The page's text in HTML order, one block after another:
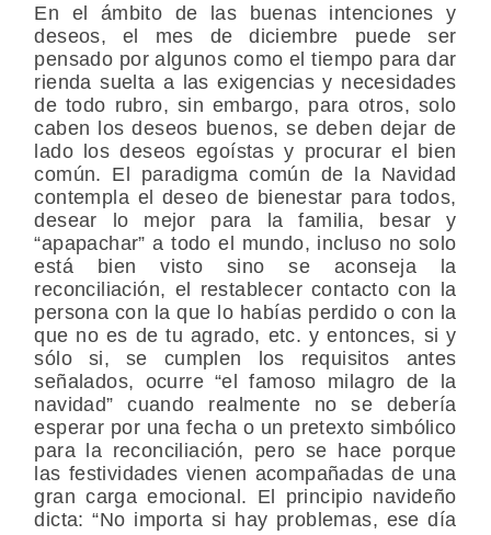
En el ámbito de las buenas intenciones y
deseos, el mes de diciembre puede ser
pensado por algunos como el tiempo para dar
rienda suelta a las exigencias y necesidades
de todo rubro, sin embargo, para otros, solo
caben los deseos buenos, se deben dejar de
lado los deseos egoístas y procurar el bien
común. El paradigma común de la Navidad
contempla el deseo de bienestar para todos,
desear lo mejor para la familia, besar y
“apapachar” a todo el mundo, incluso no solo
está bien visto sino se aconseja la
reconciliación, el restablecer contacto con la
persona con la que lo habías perdido o con la
que no es de tu agrado, etc. y entonces, si y
sólo si, se cumplen los requisitos antes
señalados, ocurre “el famoso milagro de la
navidad” cuando realmente no se debería
esperar por una fecha o un pretexto simbólico
para la reconciliación, pero se hace porque
las festividades vienen acompañadas de una
gran carga emocional. El principio navideño
dicta: “No importa si hay problemas, ese día